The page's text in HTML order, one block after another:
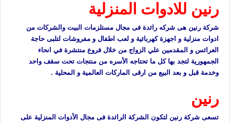
رنين للادوات المنزلية
شركة رنين هى شركه رائدة فى مجال مستلزمات البيت والشركات من
ادوات منزلية و اجهزة كهربائية و لعب اطفال و مفروشات لتلبى حاجة
العرائس و المقدمين علي الزواج من خلال فروع منتشرة في انحاء
الجمهورية لتجد بها كل ما تحتاجه الأسره من منتجات تحت سقف واحد
وخدمة قبل و بعد البيع من ارقى الماركات العالمية و المحلية .
رنين
تسعى شركة رنين لتكون الشركة الرائدة فى مجال الأدوات المنزلية على